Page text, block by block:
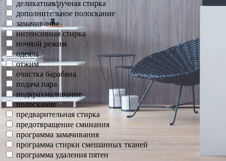
деликатная/ручная стирка
дополнительное полоскание
замачивание
интенсивная стирка
ночной режим
одеяла
отжим
очистка барабана
подача пара
подкрахмаливание
полоскание
предварительная стирка
предотвращение сминания
программа замачивания
программа стирки смешанных тканей
программа удаления пятен